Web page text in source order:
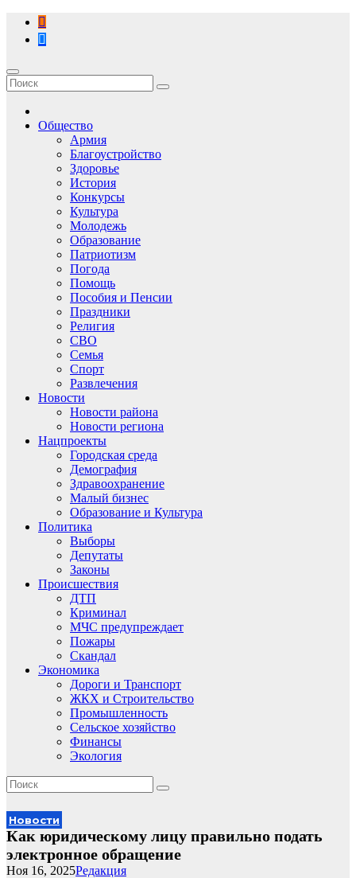
Перейти
содержимому
Общество
Армия
Благоустройство
Здоровье
История
Конкурсы
Культура
Молодежь
Образование
Патриотизм
Погода
Помощь
Пособия и Пенсии
Праздники
Религия
СВО
Семья
Спорт
Развлечения
Новости
Новости района
Новости региона
Нацпроекты
Городская среда
Демография
Здравоохранение
Малый бизнес
Образование и Культура
Политика
Выборы
Депутаты
Законы
Происшествия
ДТП
Криминал
МЧС предупреждает
Пожары
Скандал
Экономика
Дороги и Транспорт
ЖКХ и Строительство
Промышленность
Сельское хозяйство
Финансы
Экология
Новости
Как юридическому лицу правильно подать
электронное обращение
Редакция
Ноя 16, 2025